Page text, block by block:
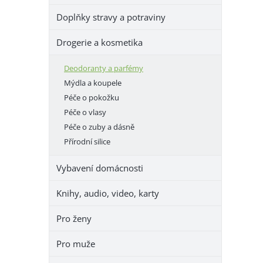
Doplňky stravy a potraviny
Drogerie a kosmetika
Deodoranty a parfémy
Mýdla a koupele
Péče o pokožku
Péče o vlasy
Péče o zuby a dásně
Přírodní silice
Vybavení domácnosti
Knihy, audio, video, karty
Pro ženy
Pro muže